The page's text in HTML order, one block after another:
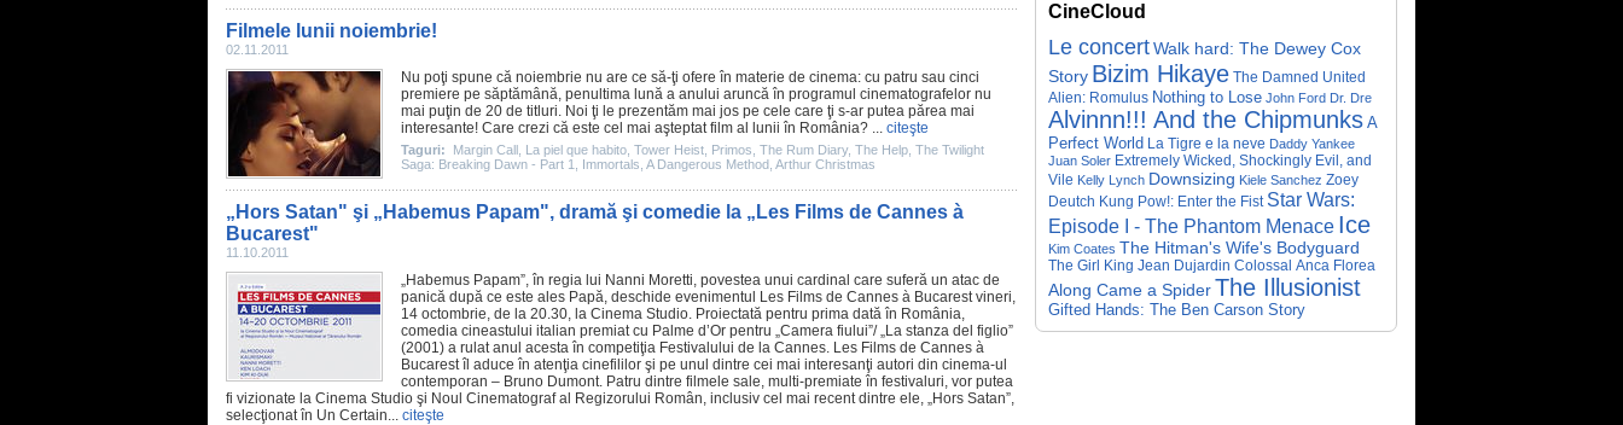
Filmele lunii noiembrie!
02.11.2011
Nu poţi spune că noiembrie nu are ce să-ţi ofere în materie de cinema: cu patru sau cinci
premiere pe săptămână, penultima lună a anului aruncă în programul cinematografelor nu
mai puţin de 20 de titluri. Noi ţi le prezentăm mai jos pe cele care ţi s-ar putea părea mai
interesante! Care crezi că este cel mai aşteptatfilm al lunii în România? ... citeşte
Taguri: Margin Call La piel que habito Tower Heist Primos The Rum Diary, The Help The Twilight
Saga: Breaking Dawn - Part 1
Immortals A Dangerous Method Arthur Christmas
„Hors Satan" şi „Habemus Papam", dramă şi comedie la „Les Films de Cannes à
Bucarest"
11.10.2011
„Habemus Papam”, în regia lui Nanni Moretti, povestea unui cardinal care suferă un atac de
panică după ce este ales Papă, deschide evenimentul Les Films de Cannes à Bucarest vineri,
14 octombrie, de la 20.30, la Cinema Studio. Proiectată pentru prima dată în România,
comedia cineastului italian premiat cu Palme d’Or pentru „Camera fiului”/ „La stanza del figlio”
(2001) a rulat anul acesta în competiţia Festivalului de la Cannes. Les Films de Cannes à
Bucarest îl aduce în atenţia cinefililor şi pe unul dintre cei mai interesanţi autori din cinema-ul
contemporan – Bruno Dumont. Patru dintre filmele sale, multi-premiate în festivaluri, vor putea
fi vizionate la Cinema Studio şi Noul Cinematografal Regizorului Român, inclusiv cel mai recent dintre ele, „Hors Satan”,
selecţionat în Un Certain... citeşte
CineCloud
Le concert Walk hard: The Dewey Cox
Story Bizim Hikaye The Damned United
Alien: Romulus Nothing to Lose John Ford Dr. Dre
Alvinnn!!! And the Chipmunks A
Perfect World
La Tigre e la neve Daddy Yankee
Juan Soler Extremely Wicked, Shockingly Evil, and
Vile Kelly Lynch Downsizing Kiele Sanchez Zoey
Deutch Kung Pow!: Enter the Fist Star Wars:
Episode I - The Phantom Menace Ice
Kim Coates The Hitman's Wife's Bodyguard
The Girl King Jean Dujardin Colossal Anca Florea
Along Came a Spider The Illusionist
Gifted Hands: The Ben Carson Story